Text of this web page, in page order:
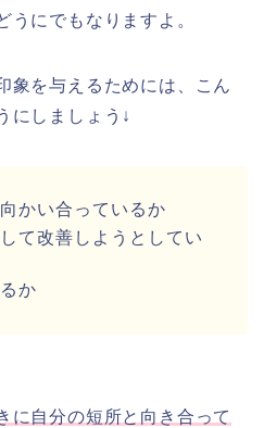
うにでもなりますよ。
象を与えるためには、こん
にしましょう↓
かい合っているか
て改善しようとしてい
か
に自分の短所と向き合って